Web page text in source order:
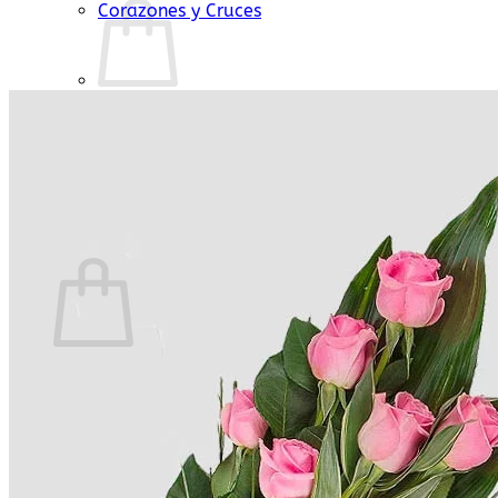
No hay productos en el carrito.
Corazones y Cruces